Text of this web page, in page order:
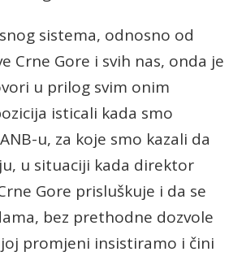
sistema, odnosno od
Crne Gore i svih nas, onda je
u prilog svim onim
isticali kada smo
u, za koje smo kazali da
u situaciji kada direktor
Gore prisluškuje i da se
bez prethodne dozvole
promjeni insistiramo i čini